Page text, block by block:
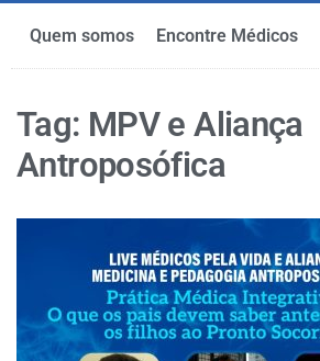
Quem somos Encontre Médicos
Tag: MPV e Aliança
Antroposófica